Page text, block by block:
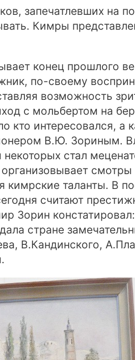
запечатлевших на
Кимры
конец прошлого
по-своему
возможность
с мольбертом на
кто интересовался,
В.Ю. Зориным.
стал
кимрские таланты. В
считают
Зорин
стране
В.Кандинского,